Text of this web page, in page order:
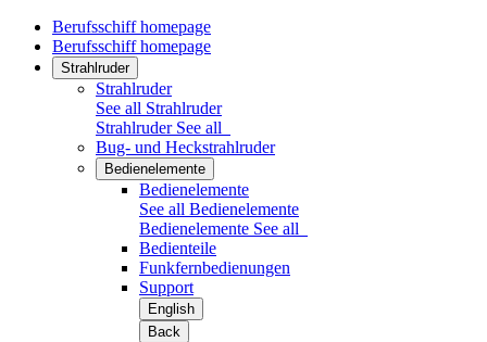
Berufsschiff homepage
Berufsschiff homepage
Strahlruder
Strahlruder
See all Strahlruder
Strahlruder See all
Bug- und Heckstrahlruder
Bedienelemente
Bedienelemente
See all Bedienelemente
Bedienelemente See all
Bedienteile
Funkfernbedienungen
Support
English
Back